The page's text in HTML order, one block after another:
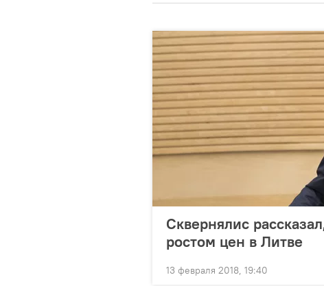
Сквернялис
ростом цен в Литве
13 февраля 2018, 19:40